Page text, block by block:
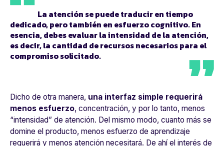
La atención se puede traducir en tiempo
dedicado, pero también en esfuerzo cognitivo. En
esencia, debes evaluar la intensidad de la atención,
es decir, la cantidad de recursos necesarios para el
compromiso solicitado.
Dicho de otra manera, una interfaz simple requerirá
menos esfuerzo, concentración, y por lo tanto, menos
“intensidad” de atención. Del mismo modo, cuanto más se
domine el producto, menos esfuerzo de aprendizaje
requerirá y menos atención necesitará. De ahí el interés de